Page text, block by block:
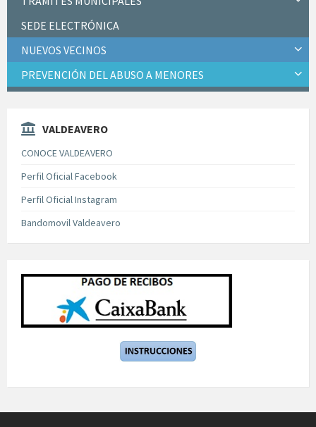
SEDE ELECTRÓNICA
NUEVOS VECINOS
PREVENCIÓN DEL ABUSO A MENORES
VALDEAVERO
CONOCE VALDEAVERO
Perfil Oficial Facebook
Perfil Oficial Instagram
Bandomovil Valdeavero